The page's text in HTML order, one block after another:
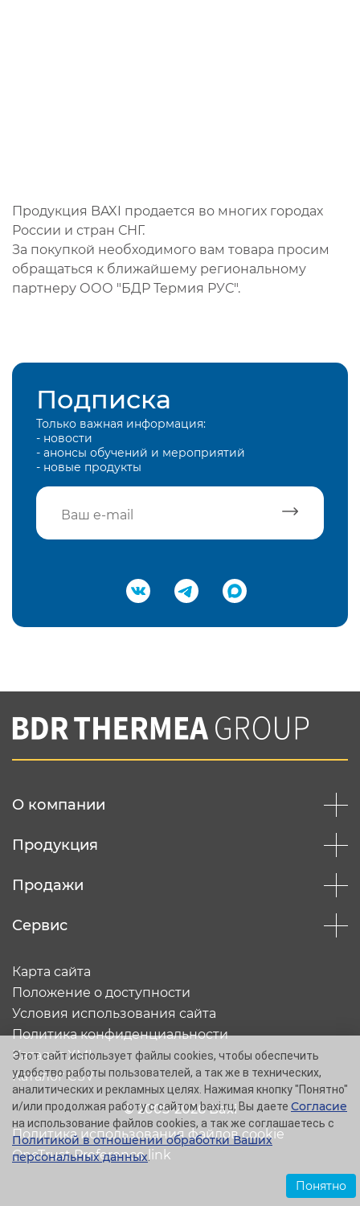
Продукция BAXI продается во многих городах
России и стран СНГ.
За покупкой необходимого вам товара просим
обращаться к ближайшему региональному
партнеру ООО "БДР Термия РУС".
Подписка
Только важная информация:
- новости
- анонсы обучений и мероприятий
- новые продукты
Подтвердить e-mail
Вы соглашаетесь с нашей политикой
конфеденциальности
О компании
Продукция
Продажи
Сервис
© 2005-2026 Baxi
Карта сайта
Положение о доступности
Условия использования сайта
Политика конфиденциальности
Каталог XML
Каталог CSV
Политика использования файлов cookie
OneTrust Preference link
Этот сайт использует файлы cookies, чтобы обеспечить
удобство работы пользователей, а так же в технических,
аналитических и рекламных целях. Нажимая кнопку "Понятно"
и/или продолжая работу с сайтом baxi.ru, Вы даете Согласие
на использование файлов cookies, а так же соглашаетесь с
Политикой в отношении обработки Ваших
персональных данных.
Понятно